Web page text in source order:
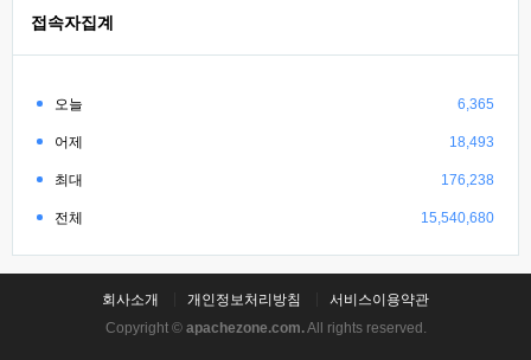
접속자집계
오늘 6,365
어제 18,493
최대 176,238
전체 15,540,680
회사소개 개인정보처리방침
서비스이용약관
Copyright © apachezone.com.All rights reserved.